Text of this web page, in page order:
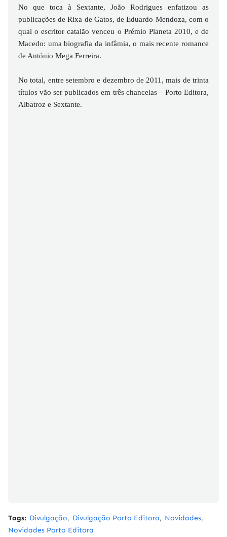
No que toca à Sextante, João Rodrigues enfatizou as
publicações de Rixa de Gatos, de Eduardo Mendoza, com o
qual o escritor catalão venceu o Prémio Planeta 2010, e de
Macedo: uma biografia da infâmia, o mais recente romance
de António Mega Ferreira.
No total, entre setembro e dezembro de 2011, mais de trinta
títulos vão ser publicados em três chancelas – Porto Editora,
Albatroz e Sextante.
Tags: Divulgação Divulgação Porto Editora
Novidades
Novidades Porto Editora